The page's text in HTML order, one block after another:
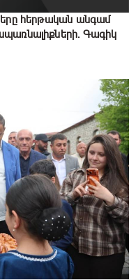
հերթական անգամ
Գագիկ